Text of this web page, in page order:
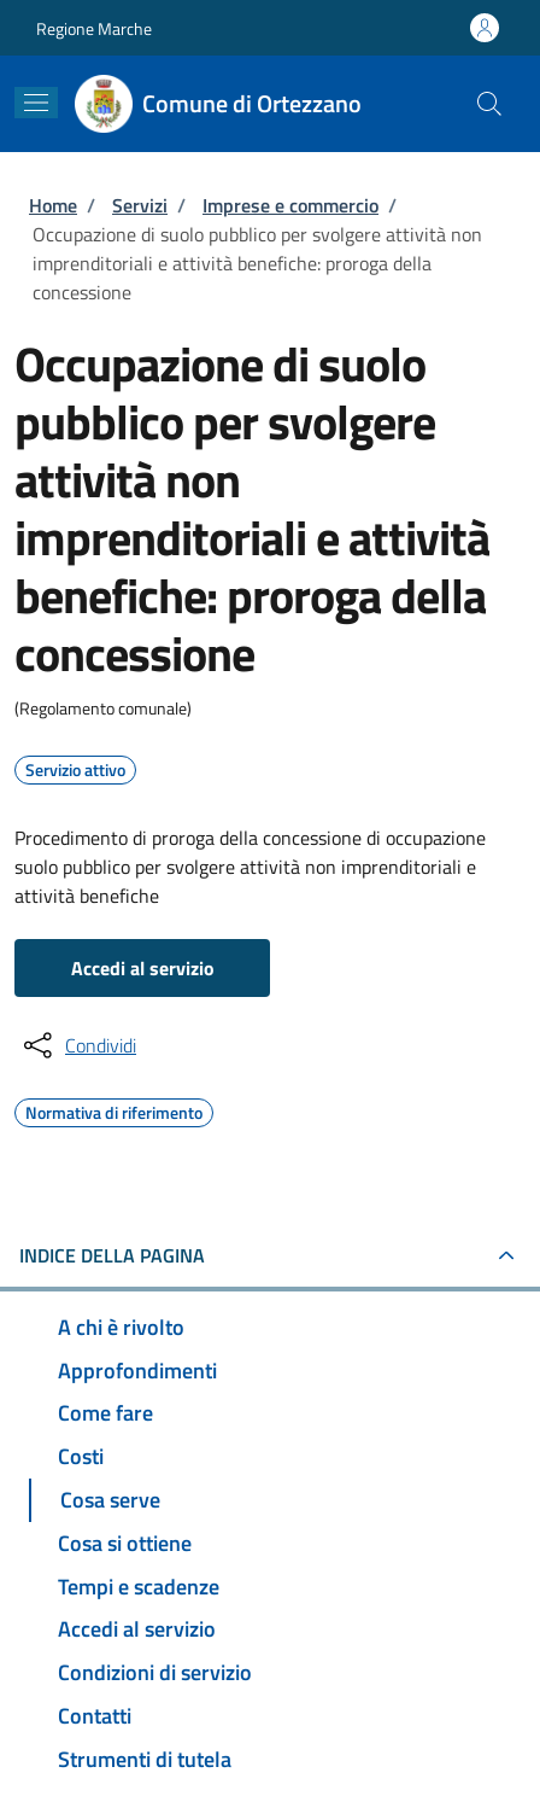
Regione Marche
Comune di Ortezzano
Briciole di pane
Home / Servizi / Imprese e commercio /
Occupazione di suolo pubblico per svolgere attività non
imprenditoriali e attività benefiche: proroga della
concessione
Occupazione di suolo
pubblico per svolgere
attività non
imprenditoriali e attività
benefiche: proroga della
concessione
(Regolamento comunale)
Servizio attivo
Procedimento di proroga della concessione di occupazione
suolo pubblico per svolgere attività non imprenditoriali e
attività benefiche
Accedi al servizio
Condividi
Normativa di riferimento
INDICE DELLA PAGINA
A chi è rivolto
Approfondimenti
Come fare
Costi
Cosa serve
Cosa si ottiene
Tempi e scadenze
Accedi al servizio
Condizioni di servizio
Contatti
Strumenti di tutela